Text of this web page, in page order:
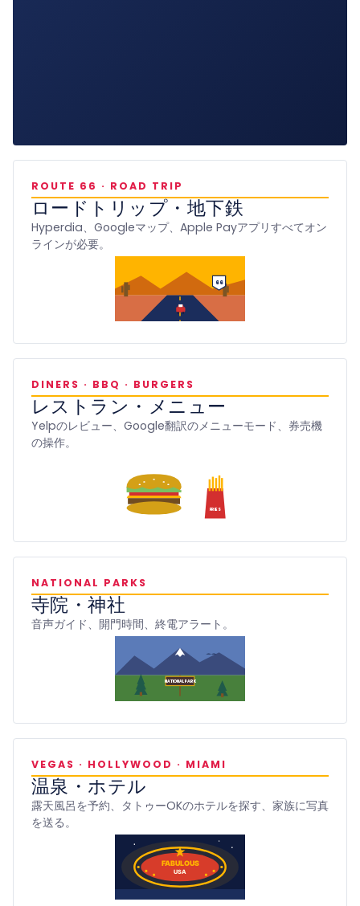
ROUTE 66 · ROAD TRIP
ロードトリップ・地下鉄
Hyperdia、Googleマップ、Apple Payアプリすべてオン
ラインが必要。
66
DINERS · BBQ · BURGERS
レストラン・メニュー
Yelpのレビュー、Google翻訳のメニューモード、券売機
の操作。
FRIES
NATIONAL PARKS
寺院・神社
音声ガイド、開門時間、終電アラート。
NATIONAL PARK
VEGAS · HOLLYWOOD · MIAMI
温泉・ホテル
露天風呂を予約、タトゥーOKのホテルを探す、家族に写真
を送る。
FABULOUS
USA